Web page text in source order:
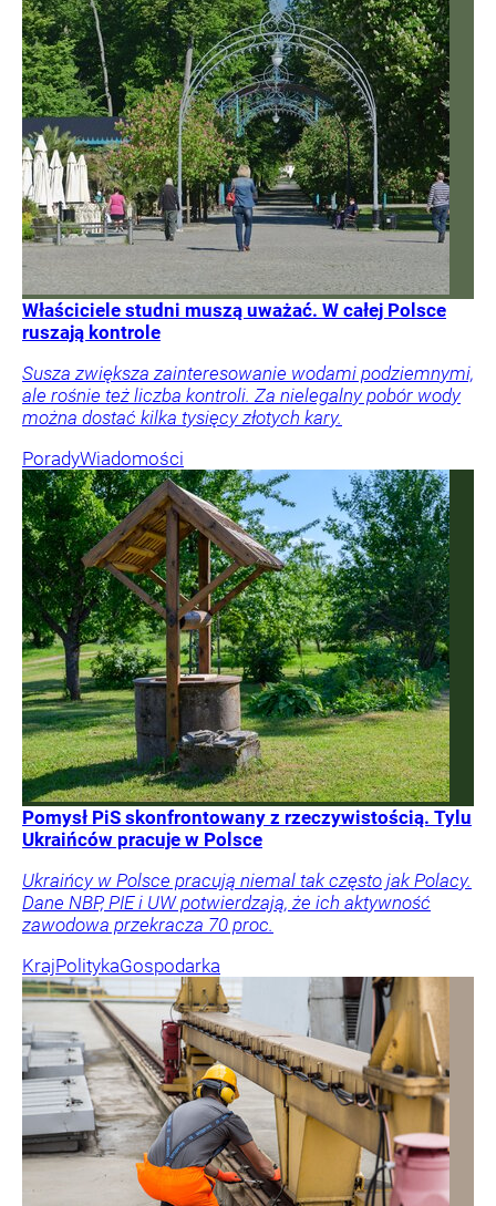
Właściciele studni muszą uważać. W całej Polsce
ruszają kontrole
Susza zwiększa zainteresowanie wodami podziemnymi,
ale rośnie też liczba kontroli. Za nielegalny pobór wody
można dostać kilka tysięcy złotych kary.
PoradyWiadomości
Pomysł PiS skonfrontowany z rzeczywistością. Tylu
Ukraińców pracuje w Polsce
Ukraińcy w Polsce pracują niemal tak często jak Polacy.
Dane NBP, PIE i UW potwierdzają, że ich aktywność
zawodowa przekracza 70 proc.
KrajPolitykaGospodarka